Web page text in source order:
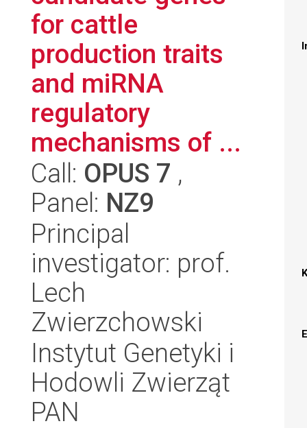
for cattle
production traits
and miRNA
regulatory
mechanisms of ...
Call: OPUS 7 ,
Panel: NZ9
Principal
investigator: prof.
Lech
Zwierzchowski
Instytut Genetyki i
Hodowli Zwierząt
PAN